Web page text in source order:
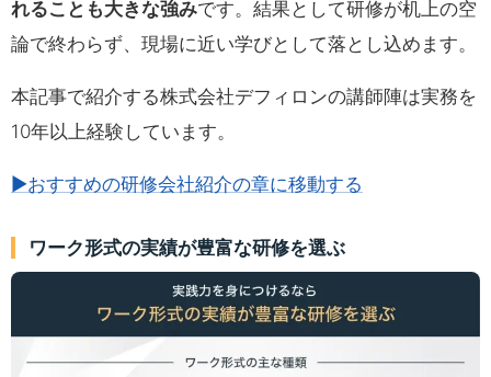
れることも大きな強みです。結果として研修が机上の空
論で終わらず、現場に近い学びとして落とし込めます。
本記事で紹介する株式会社デフィロンの講師陣は実務を
10年以上経験しています。
▶おすすめの研修会社紹介の章に移動する
ワーク形式の実績が豊富な研修を選ぶ